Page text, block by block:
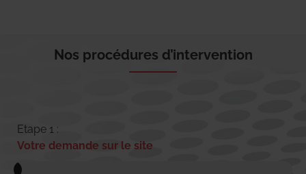
Nos procédures d’intervention
Etape 1 :
Votre demande sur le site